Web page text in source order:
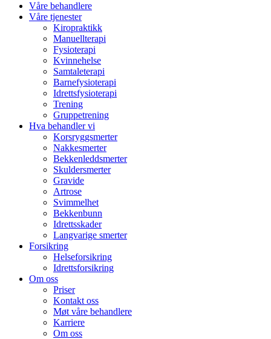
Våre behandlere
Våre tjenester
Kiropraktikk
Manuellterapi
Fysioterapi
Kvinnehelse
Samtaleterapi
Barnefysioterapi
Idrettsfysioterapi
Trening
Gruppetrening
Hva behandler vi
Korsryggsmerter
Nakkesmerter
Bekkenleddsmerter
Skuldersmerter
Gravide
Artrose
Svimmelhet
Bekkenbunn
Idrettsskader
Langvarige smerter
Forsikring
Helseforsikring
Idrettsforsikring
Om oss
Priser
Kontakt oss
Møt våre behandlere
Karriere
Om oss